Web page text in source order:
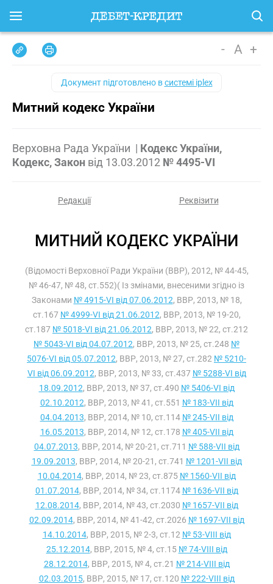
- A +
Документ підготовлено всистемі iplex
Митний кодекс України
Верховна Рада України | Кодекс України,
Кодекс, Закон від 13.03.2012 № 4495-VI
Редакції Реквізити
МИТНИЙ КОДЕКС УКРАЇНИ
(Відомості Верховної Ради України (ВВР), 2012, № 44-45,
№ 46-47, № 48, ст.552)( Із змінами, внесеними згідно із
Законами № 4915-VI від 07.06.2012, ВВР, 2013, № 18,
ст.167 № 4999-VI від 21.06.2012, ВВР, 2013, № 19-20,
ст.187 № 5018-VI від 21.06.2012, ВВР, 2013, № 22, ст.212
№ 5043-VI від 04.07.2012, ВВР, 2013, № 25, ст.248 №
5076-VI від 05.07.2012, ВВР, 2013, № 27, ст.282 № 5210-
VI від 06.09.2012, ВВР, 2013, № 33, ст.437 № 5288-VI від
18.09.2012, ВВР, 2013, № 37, ст.490 № 5406-VI від
02.10.2012, ВВР, 2013, № 41, ст.551 № 183-VII від
04.04.2013, ВВР, 2014, № 10, ст.114 № 245-VII від
16.05.2013, ВВР, 2014, № 12, ст.178 № 405-VII від
04.07.2013, ВВР, 2014, № 20-21, ст.711 № 588-VII від
19.09.2013, ВВР, 2014, № 20-21, ст.741 № 1201-VII від
10.04.2014, ВВР, 2014, № 23, ст.875 № 1560-VII від
01.07.2014, ВВР, 2014, № 34, ст.1174 № 1636-VII від
12.08.2014, ВВР, 2014, № 43, ст.2030 № 1657-VII від
02.09.2014, ВВР, 2014, № 41-42, ст.2026 № 1697-VII від
14.10.2014, ВВР, 2015, № 2-3, ст.12 № 53-VIII від
25.12.2014, ВВР, 2015, № 4, ст.15 № 74-VIII від
28.12.2014, ВВР, 2015, № 4, ст.21 № 214-VIII від
02.03.2015, ВВР, 2015, № 17, ст.120 № 222-VIII від